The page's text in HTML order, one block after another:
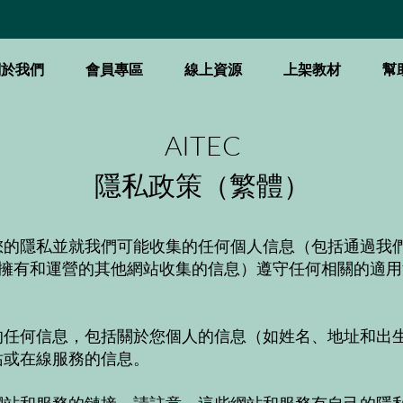
我們 會員專區 線上資源 上架教材 幫
AITEC
隱私政策（繁體）
隱私並就我們可能收集的任何個人信息（包括通過我
有和運營的其他網站收集的信息）遵守任何相關的適
何信息，包括關於您個人的信息（如姓名、地址和出
在線服務的信息。